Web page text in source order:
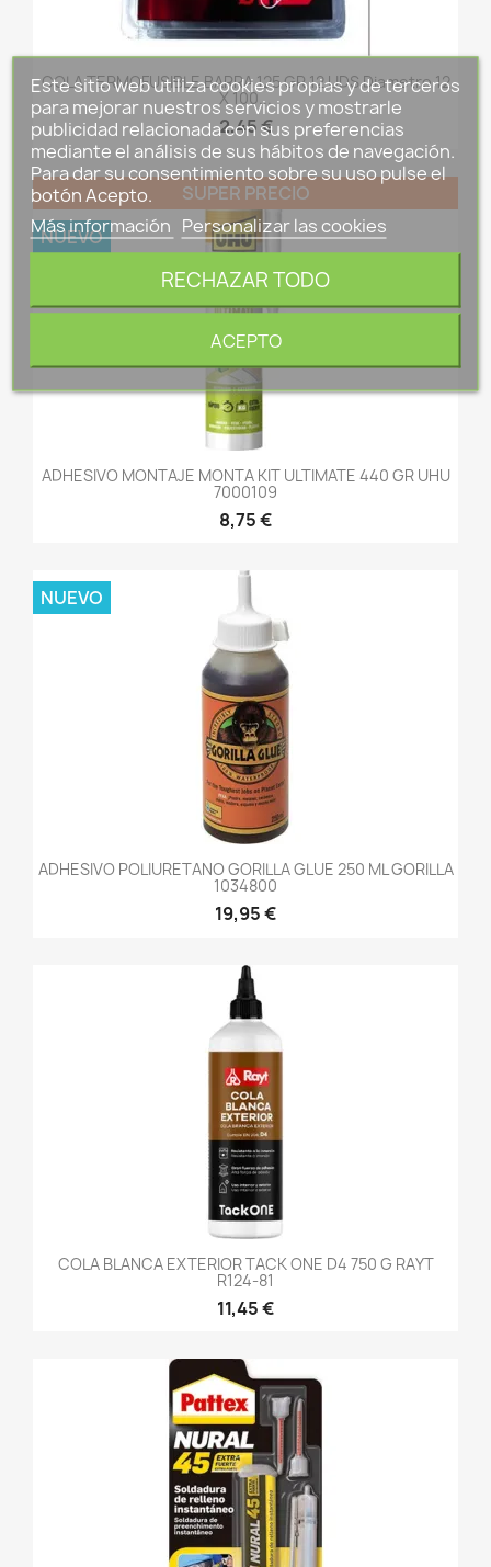
COLA TERMOFUSIBLE BARRA 125 GR 12 UDS Diametro 12
X 100...
2,45 €
ADHESIVO MONTAJE MONTA KIT ULTIMATE 440 GR UHU
7000109
8,75 €
SUPER PRECIO
NUEVO
ADHESIVO POLIURETANO GORILLA GLUE 250 ML GORILLA
1034800
19,95 €
NUEVO
COLA BLANCA EXTERIOR TACK ONE D4 750 G RAYT
R124-81
11,45 €
Este sitio web utiliza cookies propias y de terceros
para mejorar nuestros servicios y mostrarle
publicidad relacionada con sus preferencias
mediante el análisis de sus hábitos de navegación.
Para dar su consentimiento sobre su uso pulse el
botón Acepto.
Más información Personalizar las cookies
RECHAZAR TODO
ACEPTO